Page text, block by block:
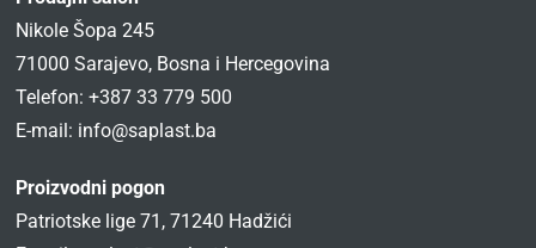
Nikole Šopa 245
71000 Sarajevo, Bosna i Hercegovina
Telefon: +387 33 779 500
E-mail: info@saplast.ba
Proizvodni pogon
Patriotske lige 71, 71240 Hadžići